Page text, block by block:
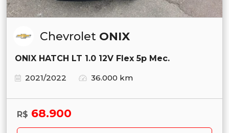
Chevrolet ONIX
ONIX HATCH LT 1.0 12V Flex 5p Mec.
2021/2022
36.000 km
R$ 68.900